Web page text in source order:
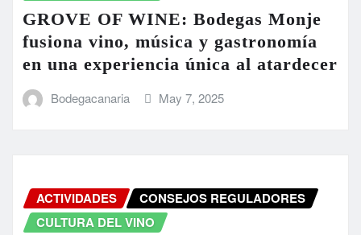
GROVE OF WINE: Bodegas Monje
fusiona vino, música y gastronomía
en una experiencia única al atardecer
Bodegacanaria May 7, 2025
ACTIVIDADES
CONSEJOS REGULADORES
CULTURA DEL VINO